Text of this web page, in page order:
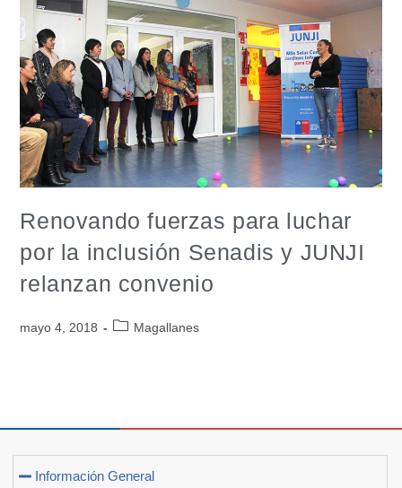
Renovando fuerzas para luchar
por la inclusión Senadis y JUNJI
relanzan convenio
mayo 4, 2018 Magallanes
Información General